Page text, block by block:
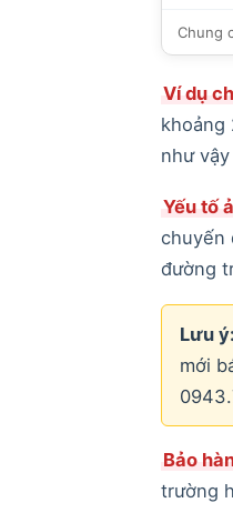
Chung
Ví dụ
khoảng
như
Yếu tố
chuyến
đường
Lưu ý:
mới
Bảo
trường